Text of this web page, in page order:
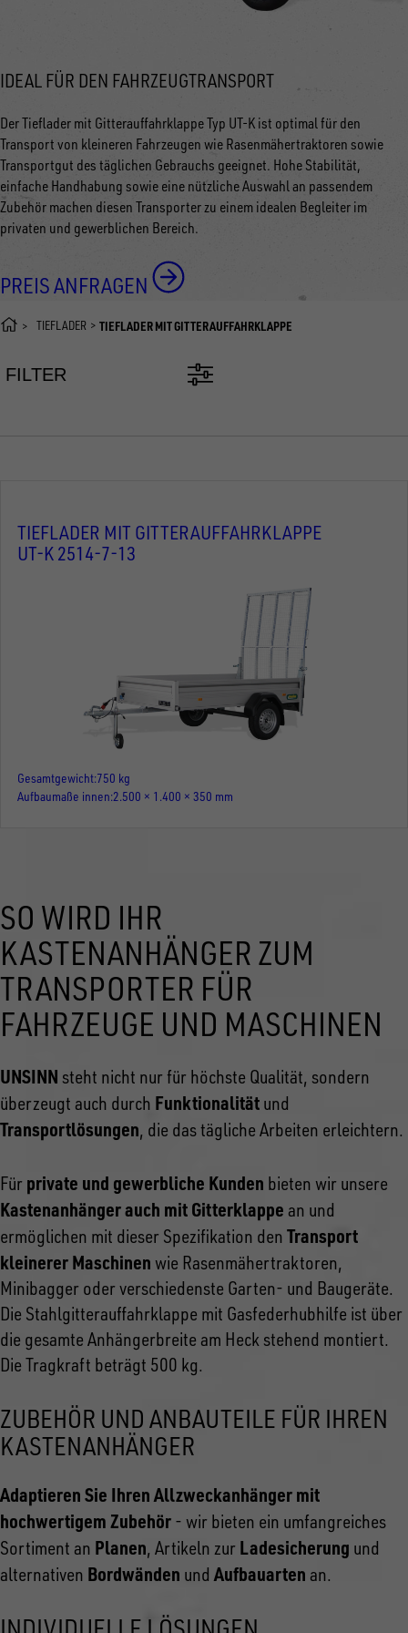
IDEAL FÜR DEN FAHRZEUGTRANSPORT
Der Tieflader mit Gitterauffahrklappe Typ UT-K ist optimal für den
Transport von kleineren Fahrzeugen wie Rasenmähertraktoren sowie
Transportgut des täglichen Gebrauchs geeignet. Hohe Stabilität,
einfache Handhabung sowie eine nützliche Auswahl an passendem
Zubehör machen diesen Transporter zu einem idealen Begleiter im
privaten und gewerblichen Bereich.
PREIS ANFRAGEN
TIEFLADER TIEFLADER MIT GITTERAUFFAHRKLAPPE
FILTER
TIEFLADER MIT GITTERAUFFAHRKLAPPE
UT-K 2514-7-13
Gesamtgewicht 750 kg
Aufbaumaße innen 2.500 × 1.400 × 350 mm
SO WIRD IHR
KASTENANHÄNGER ZUM
TRANSPORTER FÜR
FAHRZEUGE UND MASCHINEN
UNSINN steht nicht nur für höchste Qualität, sondern
überzeugt auch durch Funktionalität und
Transportlösungen, die das tägliche Arbeiten erleichtern.
Für private und gewerbliche Kunden bieten wir unsere
Kastenanhänger auch mit Gitterklappe an und
ermöglichen mit dieser Spezifikation den Transport
kleinerer Maschinen wie Rasenmähertraktoren,
Minibagger oder verschiedenste Garten- und Baugeräte.
Die Stahlgitterauffahrklappe mit Gasfederhubhilfe ist über
die gesamte Anhängerbreite am Heck stehend montiert.
Die Tragkraft beträgt 500 kg.
ZUBEHÖR UND ANBAUTEILE FÜR IHREN
KASTENANHÄNGER
Adaptieren Sie Ihren Allzweckanhänger mit
hochwertigem Zubehör - wir bieten ein umfangreiches
Sortiment an Planen, Artikeln zur Ladesicherung und
alternativen Bordwänden undAufbauarten an.